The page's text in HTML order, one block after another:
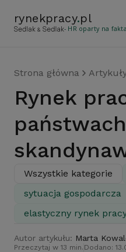
rynekpracy.pl
- HR oparty na
Strona główna
Rynek pracy w
państwach
Wszystkie kategorie
sytuacja gospodarcza
elastyczny rynek
Autor artykułu: Marta
Przeczytaj w 13 min. Dodano: